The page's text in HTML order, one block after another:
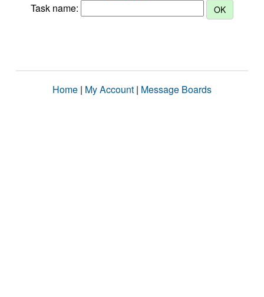
Task name:
Home | My Account | Message Boards